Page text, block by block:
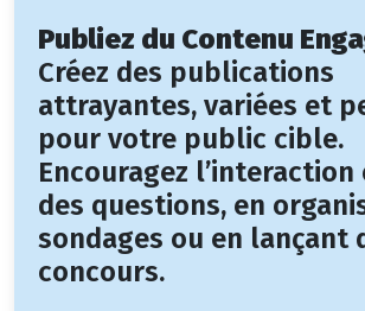
Publiez du Contenu
Créez des publications
attrayantes, variées et
pour votre public cible.
Encouragez
des questions, en
sondages ou en lançant
concours.